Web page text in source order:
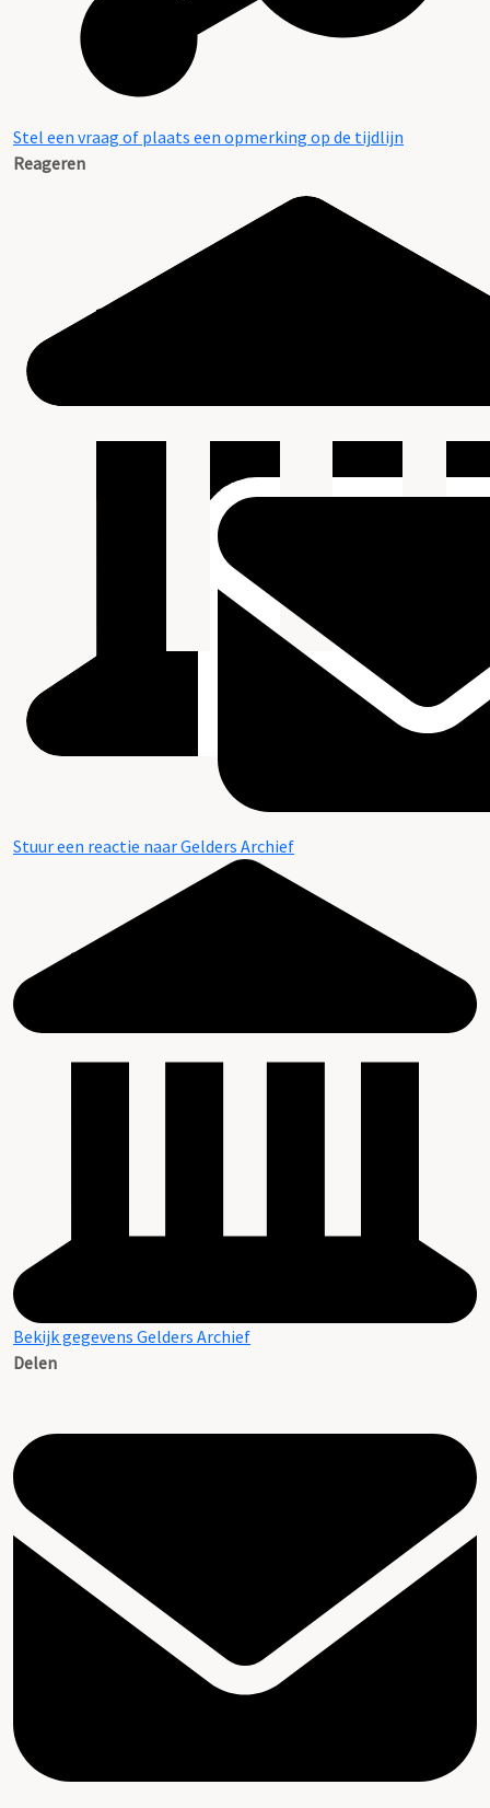
Stel een vraag of plaats een opmerking op de tijdlijn
Reageren
Stuur een reactie naar Gelders Archief
Bekijk gegevens Gelders Archief
Delen